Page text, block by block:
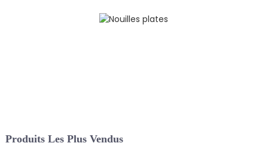
Produits Les Plus Vendus